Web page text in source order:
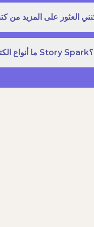
العثور على المزيد
ما أنواع الكتب التي يمكنني إنشاؤها على Story Spark؟